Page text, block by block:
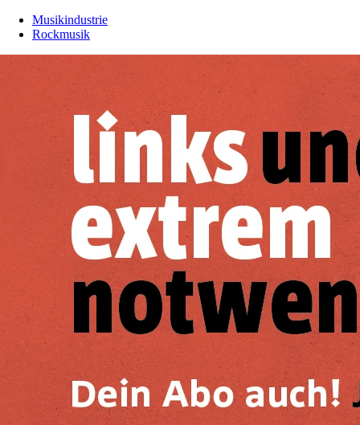
Musikindustrie
Rockmusik